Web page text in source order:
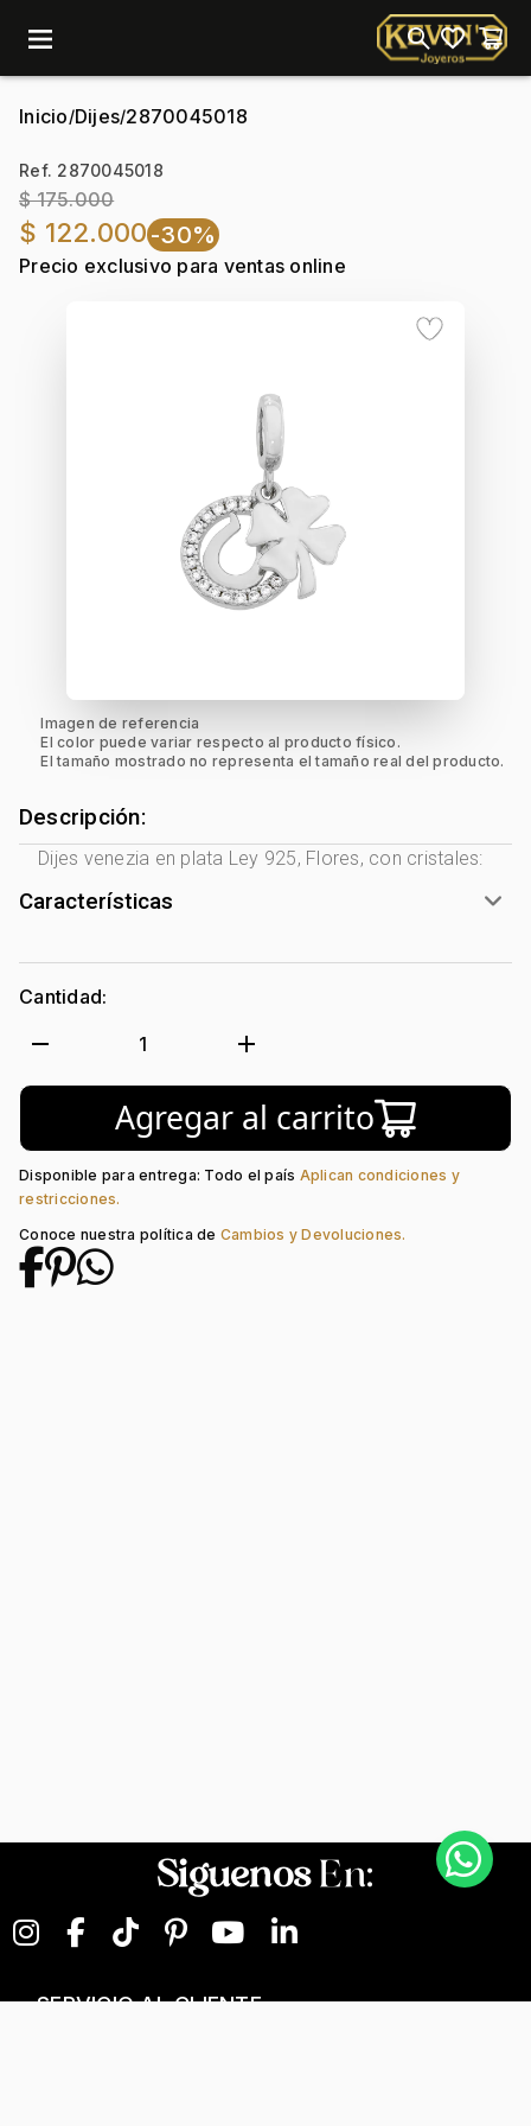
menu
Inicio/Dijes/2870045018
Ref. 2870045018
$ 175.000
$ 122.000-30%
Precio exclusivo para ventas online
Imagen de referencia
El color puede variar respecto al producto físico.
El tamaño mostrado no representa el tamaño real del producto.
Descripción:
Dijes venezia en plata Ley 925, Flores, con cristales:
Características
Género: Mujer
Tono Metal:
Metal: Plata Ley 925
Flores
Colección: Venezia
Piedra central: Cristal
Cantidad:
remove 1 add
Agregar al carrito
Disponible para entrega: Todo el país Aplican condiciones y
restricciones.
Conoce nuestra política de Cambios y Devoluciones.
SiguenosEn:
SERVICIO AL CLIENTE